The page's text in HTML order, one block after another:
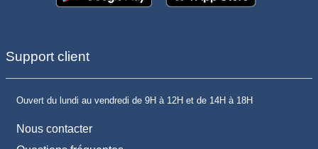
Support client
Ouvert du lundi au vendredi de 9H à 12H et de 14H à 18H
Nous contacter